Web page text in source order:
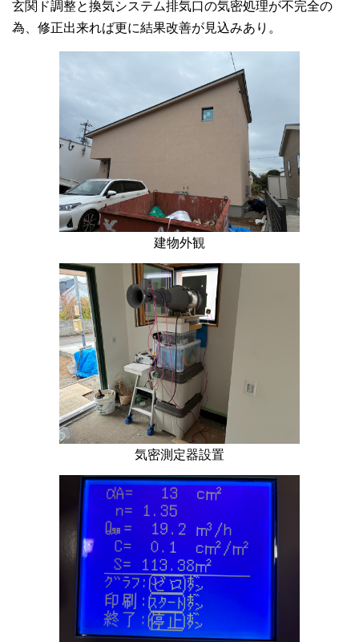
玄関ド調整と換気システム排気口の気密処理が不完全の
為、修正出来れば更に結果改善が見込みあり。
建物外観
気密測定器設置